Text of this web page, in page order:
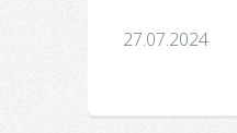
27.07.2024